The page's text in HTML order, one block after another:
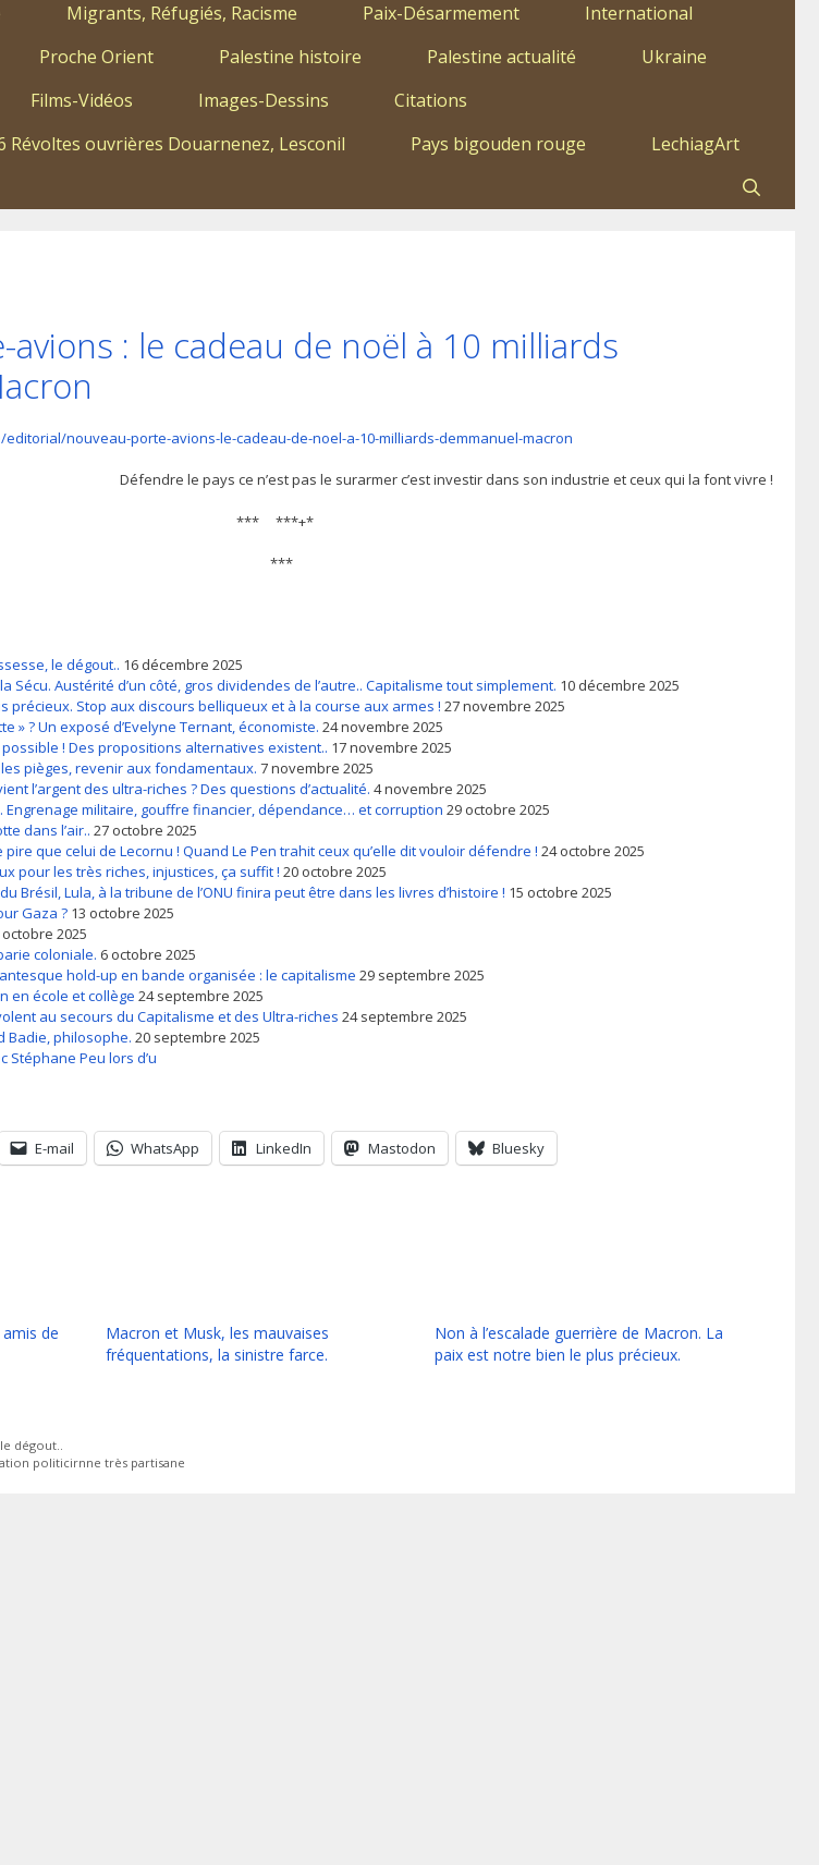
Migrants, Réfugiés, Racisme Paix-Désarmement
International
Proche Orient Palestine histoire Palestine actualité
Ukraine
Films-Vidéos Images-Dessins
Citations
Révoltes ouvrières Douarnenez, Lesconil Pays bigouden rouge
LechiagArt
: le cadeau de noël à 10 milliards
nouveau-porte-avions-le-cadeau-de-noel-a-10-milliards-demmanuel-macron
Défendre le pays ce n’est pas le surarmer c’est investir dans son industrie et ceux qui la font vivre !
*** ***+*
***
le dégout.. 16 décembre 2025
Sécu. Austérité d’un côté, gros dividendes de l’autre.. Capitalisme tout simplement. 10 décembre 2025
précieux. Stop aux discours belliqueux et à la course aux armes ! 27 novembre 2025
» ? Un exposé d’Evelyne Ternant, économiste. 24 novembre 2025
! Des propositions alternatives existent.. 17 novembre 2025
pièges, revenir aux fondamentaux. 7 novembre 2025
l’argent des ultra-riches ? Des questions d’actualité. 4 novembre 2025
Engrenage militaire, gouffre financier, dépendance… et corruption 29 octobre 2025
dans l’air.. 27 octobre 2025
pire que celui de Lecornu ! Quand Le Pen trahit ceux qu’elle dit vouloir défendre ! 24 octobre 2025
pour les très riches, injustices, ça suffit ! 20 octobre 2025
Brésil, Lula, à la tribune de l’ONU finira peut être dans les livres d’histoire ! 15 octobre 2025
Gaza ? 13 octobre 2025
octobre 2025
coloniale. 6 octobre 2025
hold-up en bande organisée : le capitalisme 29 septembre 2025
en école et collège 24 septembre 2025
au secours du Capitalisme et des Ultra-riches 24 septembre 2025
Badie, philosophe. 20 septembre 2025
Stéphane Peu lors d’u
E-mail WhatsApp LinkedIn Mastodon Bluesky
de
Macron et Musk, les mauvaises
fréquentations, la sinistre farce.
Non à l’escalade guerrière de Macron. La
paix est notre bien le plus précieux.
dégout..
politicirnne très partisane